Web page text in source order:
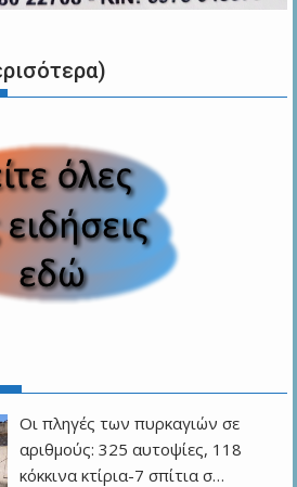
Οι πληγές των πυρκαγιών σε
αριθμούς: 325 αυτοψίες, 118
κόκκινα κτίρια-7 σπίτια σ…